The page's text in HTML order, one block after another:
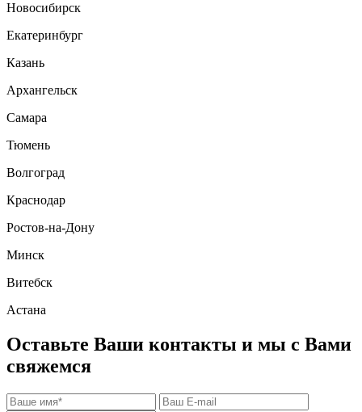
Новосибирск
Екатеринбург
Казань
Архангельск
Самара
Тюмень
Волгоград
Краснодар
Ростов-на-Дону
Минск
Витебск
Астана
Оставьте Ваши контакты и мы с Вами
свяжемся